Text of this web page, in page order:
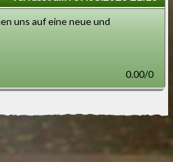
uns auf eine neue und
0.00/0